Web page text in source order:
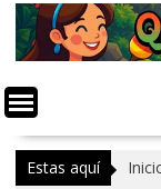
Estas aquí